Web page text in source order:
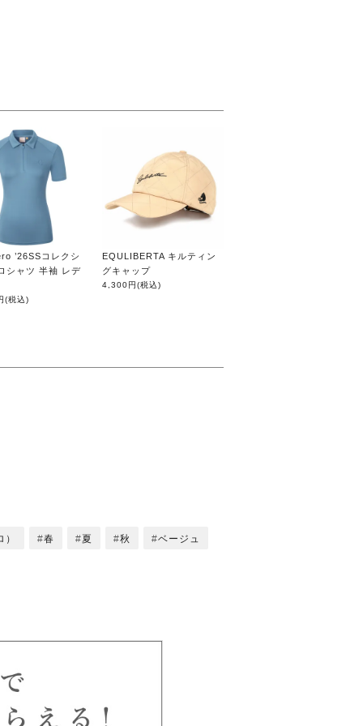
’26SSコレクシ
シャツ 半袖 レデ
(税込)
EQULIBERTA キルティン
グキャップ
4,300円(税込)
春 夏 秋 ベージュ